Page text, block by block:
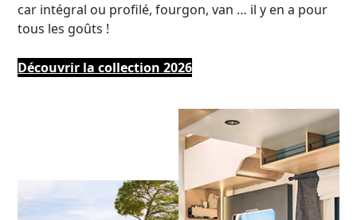
car intégral ou profilé, fourgon, van … il y en a pour
tous les goûts !
Découvrir la collection 2026